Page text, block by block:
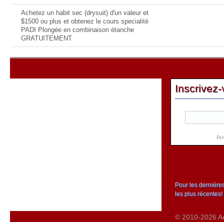
Achetez un habit sec (drysuit) d'un valeur et
$1500 ou plus et obtenez le cours specialité
PADI Plongée en combinaison étanche
GRATUITEMENT
Pour les
les plus récentes!
© 2010-2026